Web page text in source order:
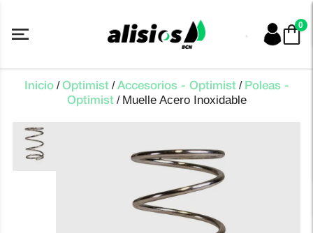
contenido
0
Inicio / Optimist / Accesorios - Optimist / Poleas -
Optimist / Muelle Acero Inoxidable